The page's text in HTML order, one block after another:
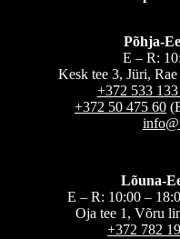
Põhja-
E – R:
Kesk tee 3, Jüri,
+372 533
+372 50 475 60
Lõuna-
E – R: 10:00 –
Oja tee 1, Võru
+372 782